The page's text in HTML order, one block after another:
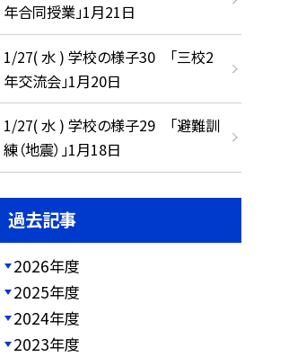
年合同授業」1月21日
1/27( 水 ) 学校の様子30 「三校2
年交流会」1月20日
1/27( 水 ) 学校の様子29 「避難訓
練（地震）」1月18日
過去記事
2026年度
2025年度
2024年度
2023年度